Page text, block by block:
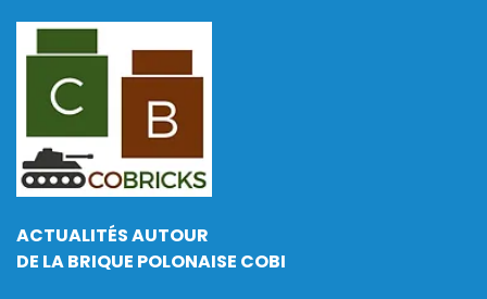
ACTUALITÉS AUTOUR
DE LA BRIQUE POLONAISE COBI